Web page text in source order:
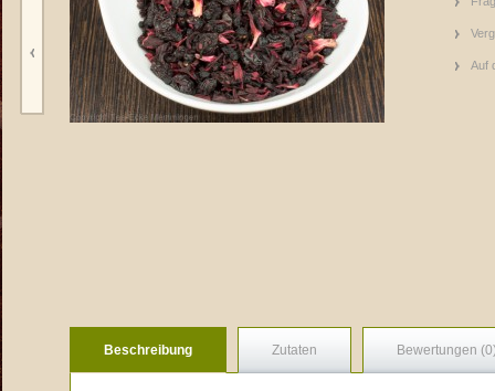
Auf
Beschreibung Zutaten Bewertungen